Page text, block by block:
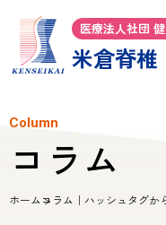
医療法人社団
米倉脊椎
Column
コラム
ホームコラム｜ハッシュタグか